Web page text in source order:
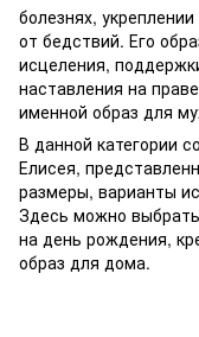
болезнях,
от бедствий. Его
исцеления,
наставления на
именной образ для
В данной категории
Елисея,
размеры, варианты
Здесь можно
на день рождения,
образ для дома.